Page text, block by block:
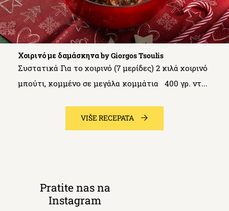
Χοιρινό με δαμάσκηνα by Giorgos Tsoulis
Συστατικά Για το χοιρινό (7 μερίδες) 2 κιλά χοιρινό
μπούτι, κομμένο σε μεγάλα κομμάτια 400 γρ. ντ...
VIŠE RECEPATA
Pratite nas na
Instagram